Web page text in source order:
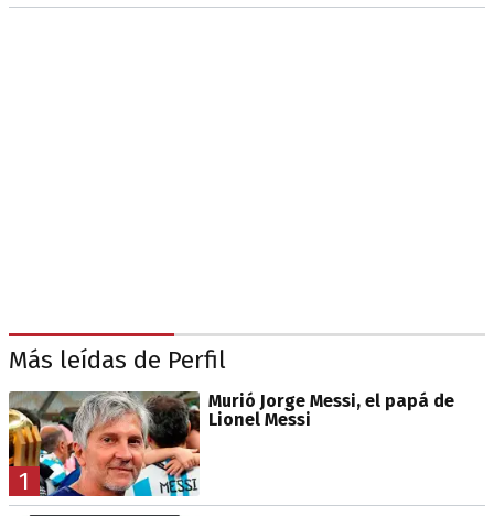
Más leídas de Perfil
1
Murió Jorge Messi, el papá de
Lionel Messi